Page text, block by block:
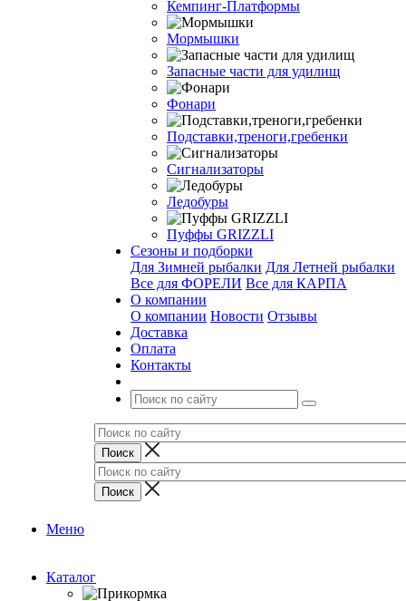
Кемпинг-Платформы
Мормышки
Запасные части для удилищ
Фонари
Подставки,треноги,гребенки
Сигнализаторы
Ледобуры
Пуффы GRIZZLI
Сезоны и подборки
Для Зимней рыбалки Для Летней рыбалки
Все для ФОРЕЛИ Все для КАРПА
О компании
О компании Новости Отзывы
Доставка
Оплата
Контакты
Меню
Каталог